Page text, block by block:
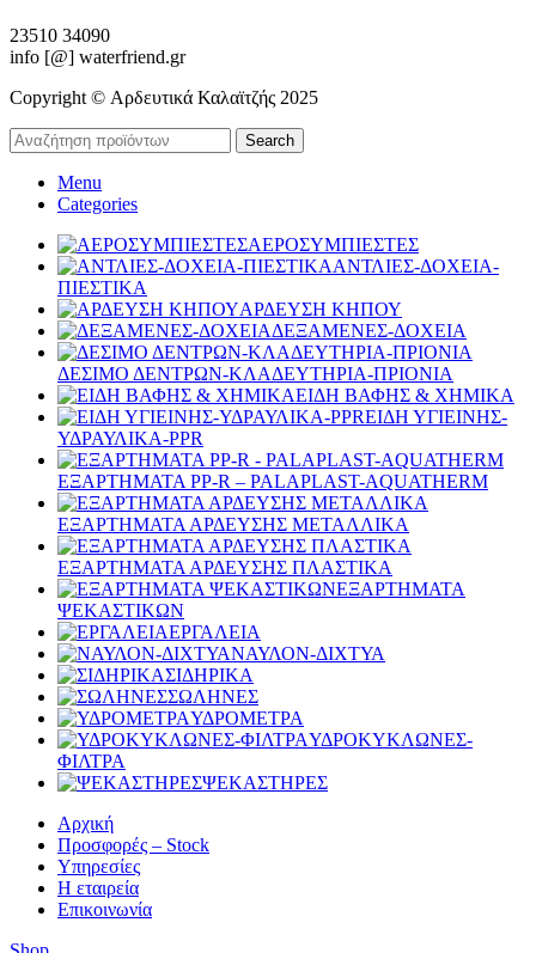
23510 34090
info [@] waterfriend.gr
Copyright © Αρδευτικά Καλαϊτζής 2025
Search
Menu
Categories
ΑΕΡΟΣΥΜΠΙΕΣΤΕΣ
ΑΝΤΛΙΕΣ-ΔΟΧΕΙΑ-
ΠΙΕΣΤΙΚΑ
ΑΡΔΕΥΣΗ ΚΗΠΟΥ
ΔΕΞΑΜΕΝΕΣ-ΔΟΧΕΙΑ
ΔΕΣΙΜΟ ΔΕΝΤΡΩΝ-ΚΛΑΔΕΥΤΗΡΙΑ-ΠΡΙΟΝΙΑ
ΕΙΔΗ ΒΑΦΗΣ & ΧΗΜΙΚΑ
ΕΙΔΗ ΥΓΙΕΙΝΗΣ-
ΥΔΡΑΥΛΙΚΑ-PPR
ΕΞΑΡΤΗΜΑΤΑ PP-R – PALAPLAST-AQUATHERM
ΕΞΑΡΤΗΜΑΤΑ ΑΡΔΕΥΣΗΣ ΜΕΤΑΛΛΙΚΑ
ΕΞΑΡΤΗΜΑΤΑ ΑΡΔΕΥΣΗΣ ΠΛΑΣΤΙΚΑ
ΕΞΑΡΤΗΜΑΤΑ
ΨΕΚΑΣΤΙΚΩΝ
ΕΡΓΑΛΕΙΑ
ΝΑΥΛΟΝ-ΔΙΧΤΥΑ
ΣΙΔΗΡΙΚΑ
ΣΩΛΗΝΕΣ
ΥΔΡΟΜΕΤΡΑ
ΥΔΡΟΚΥΚΛΩΝΕΣ-
ΦΙΛΤΡΑ
ΨΕΚΑΣΤΗΡΕΣ
Αρχική
Προσφορές – Stock
Υπηρεσίες
Η εταιρεία
Επικοινωνία